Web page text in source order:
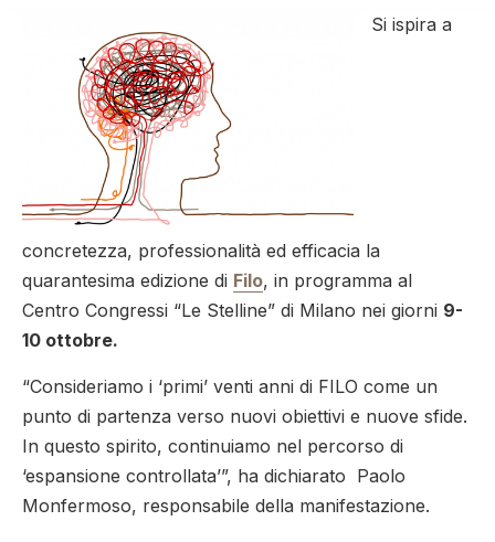
Si ispira a
concretezza, professionalità ed efficacia la
quarantesima edizione di Filo, in programma al
Centro Congressi “Le Stelline” di Milano nei giorni 9-
10 ottobre.
“Consideriamo i ‘primi’ venti anni di FILO come un
punto di partenza verso nuovi obiettivi e nuove sfide.
In questo spirito, continuiamo nel percorso di
‘espansione controllata’”, ha dichiarato Paolo
Monfermoso, responsabile della manifestazione.